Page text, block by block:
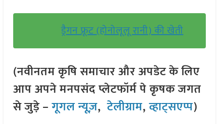
ड्रैगन फ्रूट (होनोलूलू रानी) की खेती
(नवीनतम कृषि समाचार और अपडेट के लिए
आप अपने मनपसंद प्लेटफॉर्म पे कृषक जगत
से जुड़े –गूगल न्यूज़,टेलीग्राम,व्हाट्सएप्प)